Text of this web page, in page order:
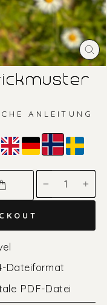
ANLEITUNG
Dateiformat
PDF-Datei